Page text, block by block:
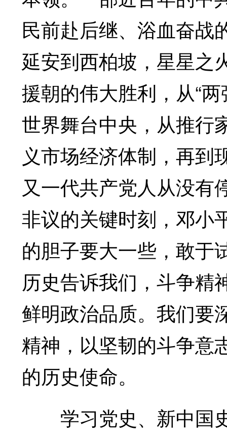
民前赴后继、浴血奋战
延安到西柏坡，星星之
援朝的伟大胜利，从“
世界舞台中央，从推行
义市场经济体制，再到
又一代共产党人从没有
非议的关键时刻，邓小
的胆子要大一些，敢于
历史告诉我们，斗争精
鲜明政治品质。我们要
精神，以坚韧的斗争意
的历史使命。
学习党史、新中国